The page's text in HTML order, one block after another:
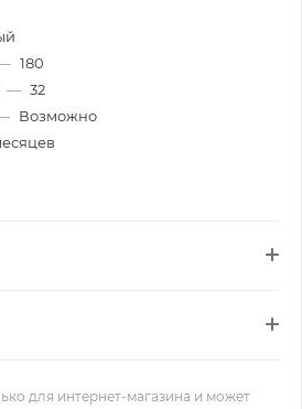
180
— 32
Возможно
для интернет-магазина и может